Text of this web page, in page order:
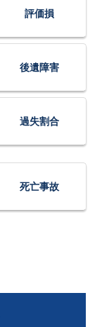
評価損
後遺障害
過失割合
死亡事故